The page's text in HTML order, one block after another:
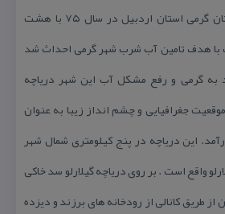
دریاچه گیلارلو در شهرستان گرمی استان اردبیل در سال ۷۵ با هشت
با هدف تامین آب شرب شهر گرمی احداث شد
به گرمی و رفع مشكل آب این شهر دریاچه
جغرافیایی و چشم انداز زیبا به عنوان
این دریاچه در پنج كیلومتری شمال شهر
واقع است . بر روی دریاچه گیلارلو سد خاكی
طریق كانالی از رودخانه های برزند و دیزده